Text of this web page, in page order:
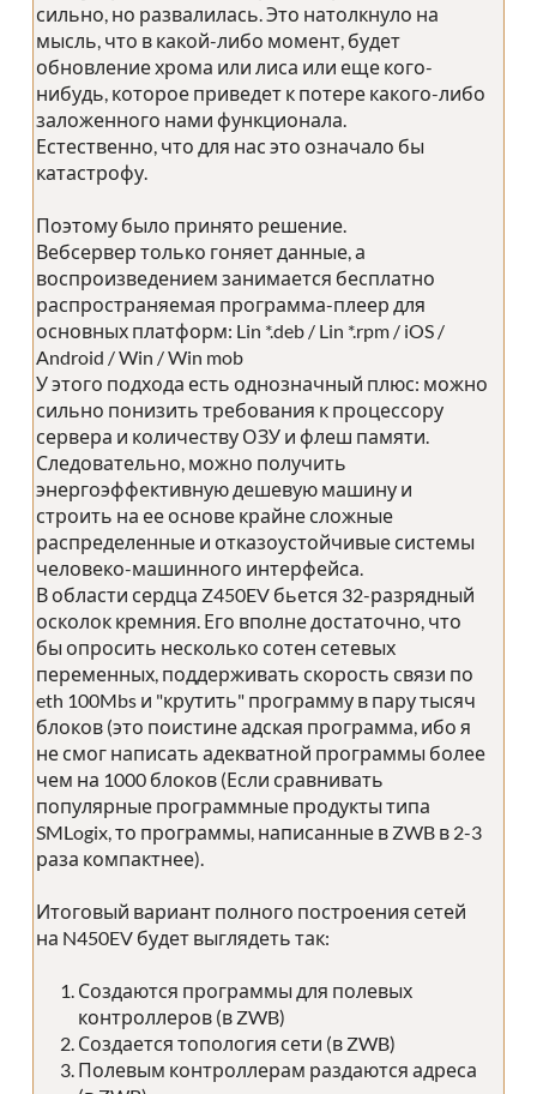
сильно, но развалилась. Это натолкнуло на
мысль, что в какой-либо момент, будет
обновление хрома или лиса или еще кого-
нибудь, которое приведет к потере какого-либо
заложенного нами функционала.
Естественно, что для нас это означало бы
катастрофу.
Поэтому было принято решение.
Вебсервер только гоняет данные, а
воспроизведением занимается бесплатно
распространяемая программа-плеер для
основных платформ: Lin *.deb / Lin *.rpm / iOS /
Android / Win / Win mob
У этого подхода есть однозначный плюс: можно
сильно понизить требования к процессору
сервера и количеству ОЗУ и флеш памяти.
Следовательно, можно получить
энергоэффективную дешевую машину и
строить на ее основе крайне сложные
распределенные и отказоустойчивые системы
человеко-машинного интерфейса.
В области сердца Z450EV бьется 32-разрядный
осколок кремния. Его вполне достаточно, что
бы опросить несколько сотен сетевых
переменных, поддерживать скорость связи по
eth 100Mbs и "крутить" программу в пару тысяч
блоков (это поистине адская программа, ибо я
не смог написать адекватной программы более
чем на 1000 блоков (Если сравнивать
популярные программные продукты типа
SMLogix, то программы, написанные в ZWB в 2-3
раза компактнее).
Итоговый вариант полного построения сетей
на N450EV будет выглядеть так:
Создаются программы для полевых
контроллеров (в ZWB)
Создается топология сети (в ZWB)
Полевым контроллерам раздаются адреса